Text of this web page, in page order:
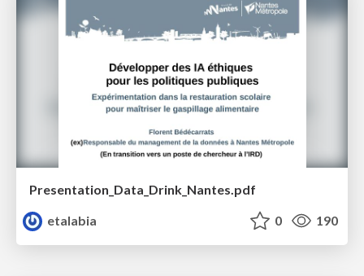
Presentation_Data_Drink_Nantes.pdf
etalabia
0 190